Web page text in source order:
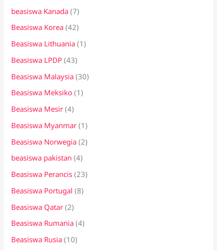
beasiswa Kanada (7)
Beasiswa Korea (42)
Beasiswa Lithuania (1)
Beasiswa LPDP (43)
Beasiswa Malaysia (30)
Beasiswa Meksiko (1)
Beasiswa Mesir (4)
Beasiswa Myanmar (1)
Beasiswa Norwegia (2)
beasiswa pakistan (4)
Beasiswa Perancis (23)
Beasiswa Portugal (8)
Beasiswa Qatar (2)
Beasiswa Rumania (4)
Beasiswa Rusia (10)